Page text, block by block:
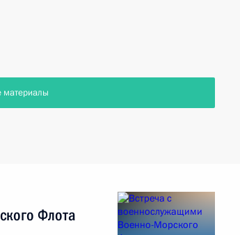
материалы
Флота